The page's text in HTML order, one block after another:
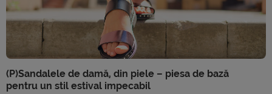
(P)Sandalele de damă, din piele – piesa de bază
pentru un stil estival impecabil